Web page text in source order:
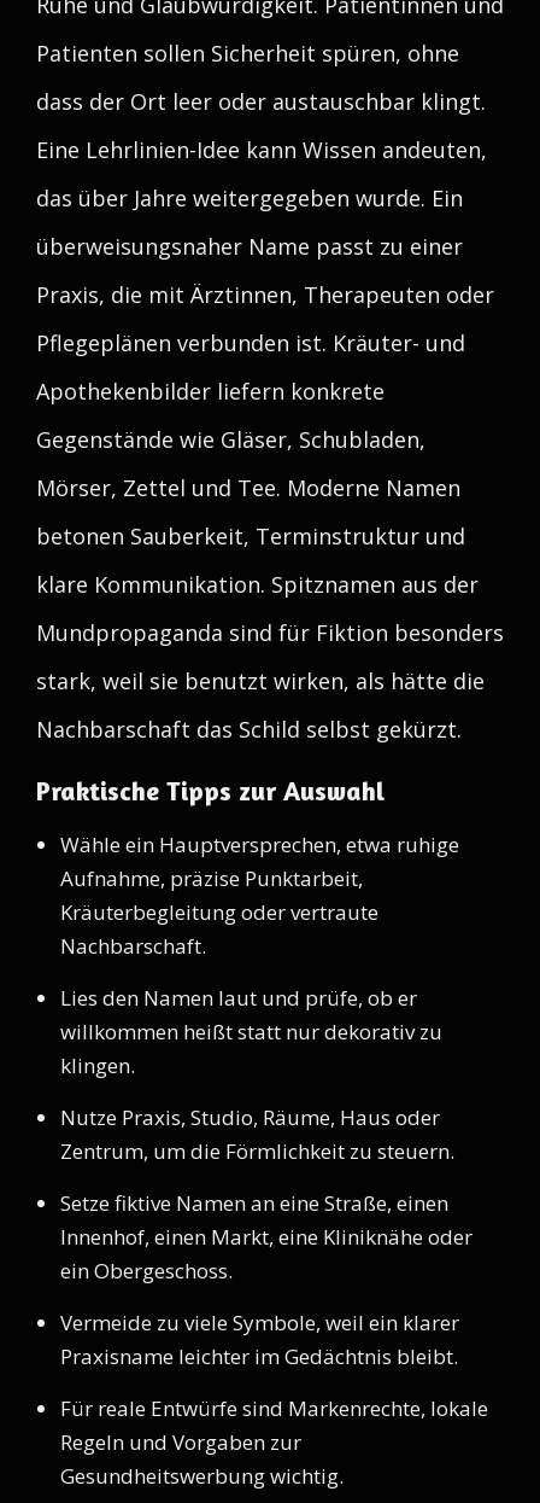
Patienten sollen Sicherheit spüren, ohne
dass der Ort leer oder austauschbar klingt.
Eine Lehrlinien-Idee kann Wissen andeuten,
das über Jahre weitergegeben wurde. Ein
überweisungsnaher Name passt zu einer
Praxis, die mit Ärztinnen, Therapeuten oder
Pflegeplänen verbunden ist. Kräuter- und
Apothekenbilder liefern konkrete
Gegenstände wie Gläser, Schubladen,
Mörser, Zettel und Tee. Moderne Namen
betonen Sauberkeit, Terminstruktur und
klare Kommunikation. Spitznamen aus der
Mundpropaganda sind für Fiktion besonders
stark, weil sie benutzt wirken, als hätte die
Nachbarschaft das Schild selbst gekürzt.
Praktische Tipps zur Auswahl
Wähle ein Hauptversprechen, etwa ruhige
Aufnahme, präzise Punktarbeit,
Kräuterbegleitung oder vertraute
Nachbarschaft.
Lies den Namen laut und prüfe, ob er
willkommen heißt statt nur dekorativ zu
klingen.
Nutze Praxis, Studio, Räume, Haus oder
Zentrum, um die Förmlichkeit zu steuern.
Setze fiktive Namen an eine Straße, einen
Innenhof, einen Markt, eine Kliniknähe oder
ein Obergeschoss.
Vermeide zu viele Symbole, weil ein klarer
Praxisname leichter im Gedächtnis bleibt.
Für reale Entwürfe sind Markenrechte, lokale
Regeln und Vorgaben zur
Gesundheitswerbung wichtig.